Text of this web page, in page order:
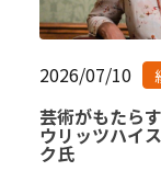
2026/07/10
芸術がもたら
ウリッツハイ
ク氏